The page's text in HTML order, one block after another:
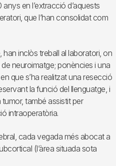
en l’extracció d’aquests
que l’han consolidat com
han inclòs treball al laboratori, on
neuroimatge; ponències i una
que s’ha realitzat una resecció
la funció del llenguatge, i
tumor, també assistit per
intraoperatòria.
cada vegada més abocat a
(l’àrea situada sota